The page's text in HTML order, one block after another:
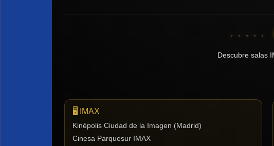
Descubre salas
🖥️ IMAX
Kinépolis Ciudad de la Imagen (Madrid)
Cinesa Parquesur IMAX